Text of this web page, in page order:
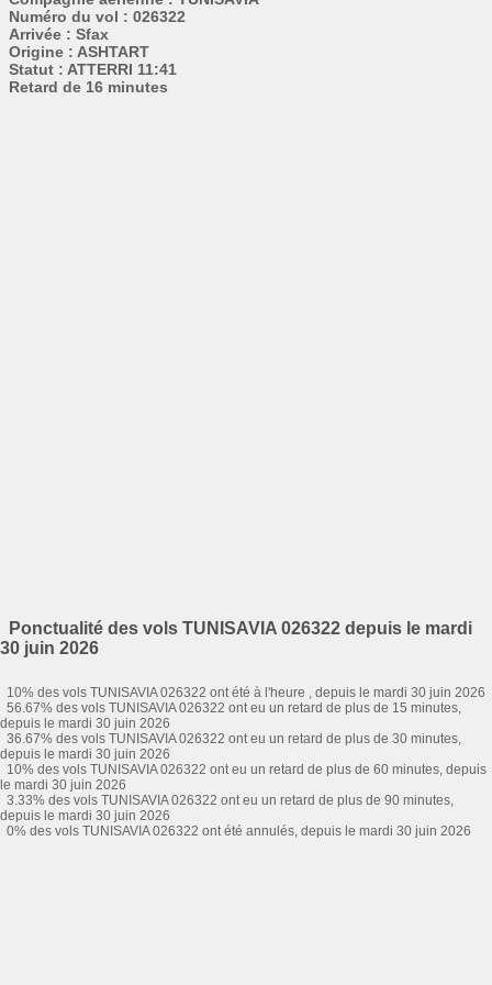
Numéro du vol : 026322
Arrivée : Sfax
Origine : ASHTART
Statut : ATTERRI 11:41
Retard de 16 minutes
Ponctualité des vols TUNISAVIA 026322 depuis le mardi
30 juin 2026
10% des vols TUNISAVIA 026322 ont été à l'heure , depuis le mardi 30 juin 2026
56.67% des vols TUNISAVIA 026322 ont eu un retard de plus de 15 minutes,
depuis le mardi 30 juin 2026
36.67% des vols TUNISAVIA 026322 ont eu un retard de plus de 30 minutes,
depuis le mardi 30 juin 2026
10% des vols TUNISAVIA 026322 ont eu un retard de plus de 60 minutes, depuis
le mardi 30 juin 2026
3.33% des vols TUNISAVIA 026322 ont eu un retard de plus de 90 minutes,
depuis le mardi 30 juin 2026
0% des vols TUNISAVIA 026322 ont été annulés, depuis le mardi 30 juin 2026